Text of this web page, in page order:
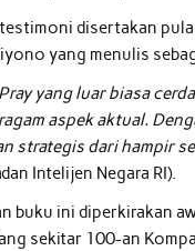
disertakan pula
yang menulis
yang luar biasa
aspek aktual.
strategis dari hampir
Intelijen Negara RI).
buku ini diperkirakan
sekitar 100-an